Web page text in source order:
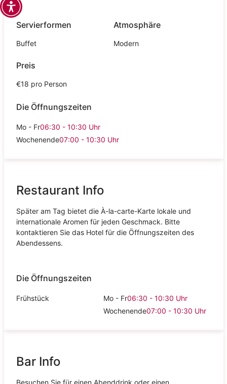
Servierformen
Buffet
Atmosphäre
Modern
Preis
€18 pro Person
Die Öffnungszeiten
Mo - Fr06:30 - 10:30 Uhr
Wochenende07:00 - 10:30 Uhr
Restaurant Info
Später am Tag bietet die À-la-carte-Karte lokale und
internationale Aromen für jeden Geschmack. Bitte
kontaktieren Sie das Hotel für die Öffnungszeiten des
Abendessens.
Die Öffnungszeiten
Frühstück Mo - Fr06:30 - 10:30 Uhr
Wochenende07:00 - 10:30 Uhr
Bar Info
Besuchen Sie für einen Abenddrink oder einen